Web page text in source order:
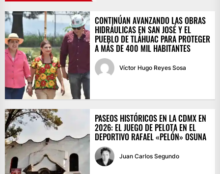
CONTINÚAN AVANZANDO LAS OBRAS
HIDRÁULICAS EN SAN JOSÉ Y EL
PUEBLO DE TLÁHUAC PARA PROTEGER
A MÁS DE 400 MIL HABITANTES
Víctor Hugo Reyes Sosa
PASEOS HISTÓRICOS EN LA CDMX EN
2026: EL JUEGO DE PELOTA EN EL
DEPORTIVO RAFAEL «PELÓN» OSUNA
Juan Carlos Segundo